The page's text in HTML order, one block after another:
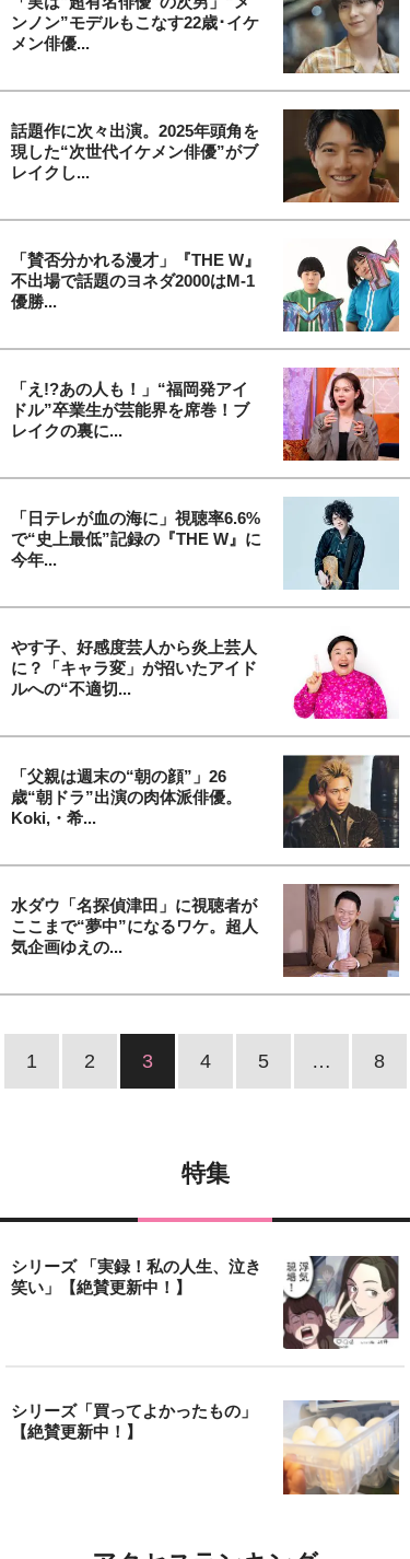
ンノン”モデルもこなす22歳･イケ
メン俳優...
話題作に次々出演。2025年頭角を
現した“次世代イケメン俳優”がブ
レイクし...
「賛否分かれる漫才」『THE W』
不出場で話題のヨネダ2000はM-1
優勝...
「え!?あの人も！」“福岡発アイ
ドル”卒業生が芸能界を席巻！ブ
レイクの裏に...
「日テレが血の海に」視聴率6.6%
で“史上最低”記録の『THE W』に
今年...
やす子、好感度芸人から炎上芸人
に？「キャラ変」が招いたアイド
ルへの“不適切...
「父親は週末の“朝の顔”」26
歳“朝ドラ”出演の肉体派俳優。
Koki,・希...
水ダウ「名探偵津田」に視聴者が
ここまで“夢中”になるワケ。超人
気企画ゆえの...
1 2 3 4 5 … 8
特集
シリーズ 「実録！私の人生、泣き
笑い」【絶賛更新中！】
シリーズ「買ってよかったもの」
【絶賛更新中！】